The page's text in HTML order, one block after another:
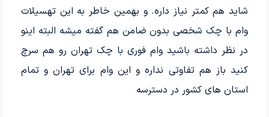
شاید هم کمتر نیاز داره. و بهمین خاطر به این تهسیلات
وام با چک شخصی بدون ضامن هم گفته میشه البته اینو
در نظر داشته باشید وام فوری با چک تهران رو هم سرچ
کنید باز هم تفاوتی نداره و این وام برای تهران و تمام
استان های کشور در دسترسه